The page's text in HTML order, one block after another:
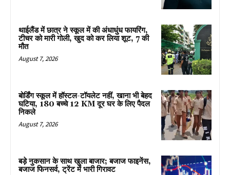
थाईलैंड में छात्र ने स्कूल में की अंधाधुंध फायरिंग,
टीचर को मारी गोली, खुद को कर लिया शूट, 7 की
मौत
August 7, 2026
बोर्डिंग स्कूल में हॉस्टल-टॉयलेट नहीं, खाना भी बेहद
घटिया, 180 बच्चे 12 KM दूर घर के लिए पैदल
निकले
August 7, 2026
बड़े नुकसान के साथ खुला बाजार; बजाज फाइनेंस,
बजाज फिनसर्व, ट्रेंट में भारी गिरावट